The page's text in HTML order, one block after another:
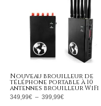
Nouveau brouilleur de
téléphone portable à 10
antennes brouilleur WiFi
349,99€ – 399,99€